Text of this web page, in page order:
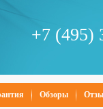
+7 (495)
Обзоры